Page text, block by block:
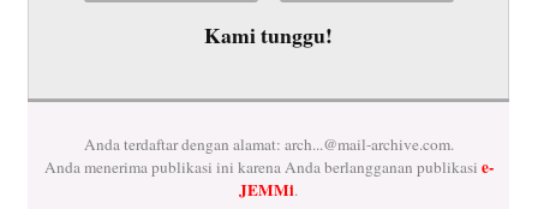
Kami tunggu!
Anda terdaftar dengan alamat: arch...@mail-archive.com.
Anda menerima publikasi ini karena Anda berlangganan publikasi e-
JEMMi.